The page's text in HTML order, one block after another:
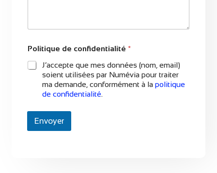
C
o
m
a
r
Politique de confidentialité *
J’accepte que mes données (nom, email)
soient utilisées par Numévia pour traiter
ma demande, conformément à la politique
de confidentialité.
Envoyer